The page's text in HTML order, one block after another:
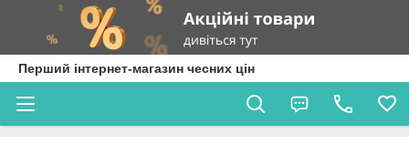
Перший інтернет-магазин чесних цін